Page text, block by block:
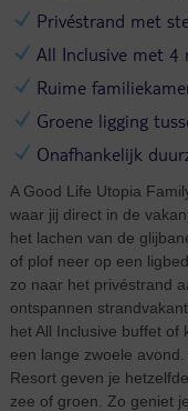
Privéstrand met
All Inclusive met 4
Ruime
Groene ligging
Onafhankelijk
A Good Life Utopia
waar jij direct in de
het lachen van de
of plof neer op een
zo naar het privéstrand
ontspannen
het All Inclusive buffet of
een lange zwoele
Resort geven je
zee of groen. Zo geniet